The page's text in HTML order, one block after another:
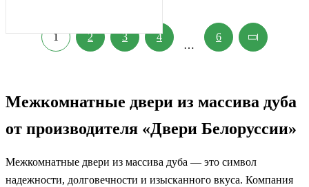
1 2 3 4
…
6
Межкомнатные двери из массива дуба
от производителя «Двери Белоруссии»
Межкомнатные двери из массива дуба — это символ
надежности, долговечности и изысканного вкуса. Компания